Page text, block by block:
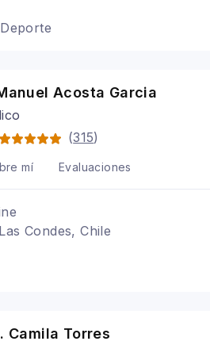
Acosta Garcia
(315)
mí Evaluaciones
Condes, Chile
Camila Torres